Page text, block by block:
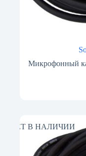
Микрофонный
НЕТ В НАЛИЧИИ